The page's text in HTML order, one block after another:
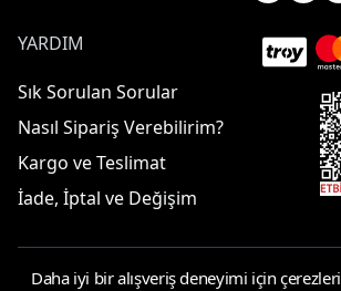
YARDIM
Sık Sorulan Sorular
Nasıl Sipariş Verebilirim?
Kargo ve Teslimat
İade, İptal ve Değişim
Daha iyi bir alışveriş deneyimi için çerezleri